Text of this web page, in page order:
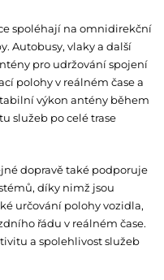
spoléhají na omnidirekční
Autobusy, vlaky a další
pro udržování spojení
polohy v reálném čase a
výkon antény během
služeb po celé trase
dopravě také podporuje
díky nimž jsou
určování polohy vozidla,
řádu v reálném čase.
a spolehlivost služeb